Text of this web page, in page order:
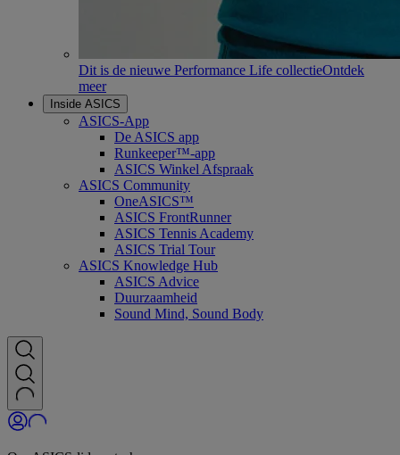
Dit is de nieuwe Performance Life collectieOntdek
meer
Inside ASICS
ASICS-App
De ASICS app
Runkeeper™-app
ASICS Winkel Afspraak
ASICS Community
OneASICS™
ASICS FrontRunner
ASICS Tennis Academy
ASICS Trial Tour
ASICS Knowledge Hub
ASICS Advice
Duurzaamheid
Sound Mind, Sound Body